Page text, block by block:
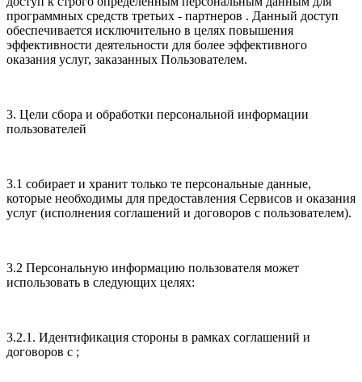
программных средств третьих - партнеров . Данный доступ
обеспечивается исключительно в целях повышения
эффективности деятельности для более эффективного
оказания услуг, заказанных Пользователем.
3. Цели сбора и обработки персональной информации
пользователей
3.1 собирает и хранит только те персональные данные,
которые необходимы для предоставления Сервисов и оказания
услуг (исполнения соглашений и договоров с пользователем).
3.2 Персональную информацию пользователя может
использовать в следующих целях:
3.2.1. Идентификация стороны в рамках соглашений и
договоров с ;